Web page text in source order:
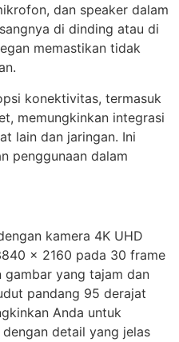
dan speaker dalam
di dinding atau di
memastikan tidak
konektivitas, termasuk
memungkinkan integrasi
lain dan jaringan. Ini
penggunaan dalam
kamera 4K UHD
x 2160 pada 30 frame
gambar yang tajam dan
pandang 95 derajat
Anda untuk
detail yang jelas